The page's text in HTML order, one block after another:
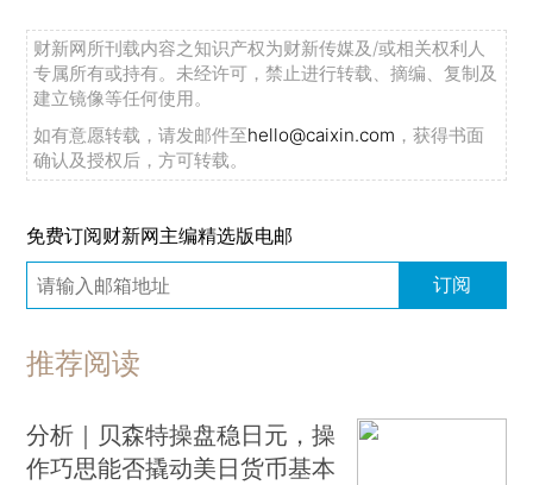
财新网所刊载内容之知识产权为财新传媒及/或相关权利人
专属所有或持有。未经许可，禁止进行转载、摘编、复制及
建立镜像等任何使用。
如有意愿转载，请发邮件至hello@caixin.com ，获得书面
确认及授权后，方可转载。
免费订阅财新网主编精选版电邮
订阅
推荐阅读
分析｜贝森特操盘稳日元，操
作巧思能否撬动美日货币基本